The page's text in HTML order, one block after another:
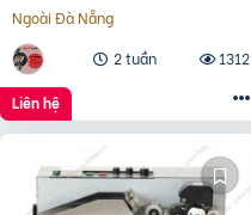
Ngoài Đà Nẵng
2 tuần
1312
Liên hệ